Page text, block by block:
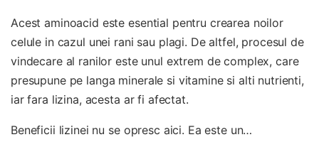
Acest aminoacid este esential pentru crearea noilor
celule in cazul unei rani sau plagi. De altfel, procesul de
vindecare al ranilor este unul extrem de complex, care
presupune pe langa minerale si vitamine si alti nutrienti,
iar fara lizina, acesta ar fi afectat.
Beneficii lizinei nu se opresc aici. Ea este un…